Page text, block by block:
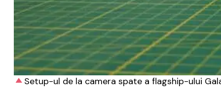
Setup-ul de la camera spate a flagship-ului